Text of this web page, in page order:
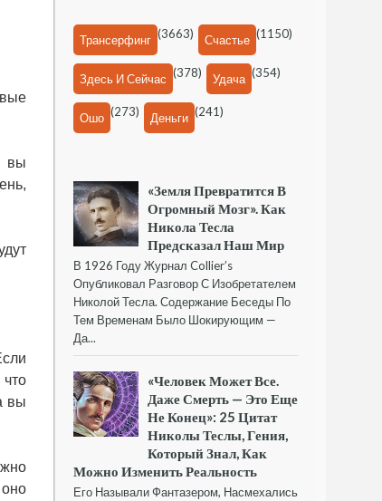
вы
вы
Трансерфинг (3663) Счастье (1150)
Здесь И Сейчас (378) Удача (354)
Ошо (273) Деньги (241)
«Земля Превратится В
Огромный Мозг». Как
Никола Тесла
Предсказал Наш Мир
В 1926 Году Журнал Collier’s
Опубликовал Разговор С Изобретателем
Николой Тесла. Содержание Беседы По
Тем Временам Было Шокирующим —
Да...
«Человек Может Все.
Даже Смерть — Это Еще
Не Конец»: 25 Цитат
Николы Теслы, Гения,
Который Знал, Как
Можно Изменить Реальность
Его Называли Фантазером, Насмехались